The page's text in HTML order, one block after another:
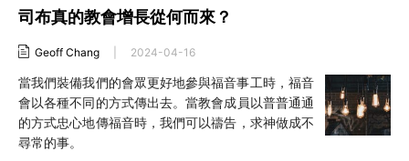
司布真的教會增長從何而來？
Geoff Chang 2024-04-16
當我們裝備我們的會眾更好地參與福音事工時，福音
會以各種不同的方式傳出去。當教會成員以普普通通
的方式忠心地傳福音時，我們可以禱告，求神做成不
尋常的事。